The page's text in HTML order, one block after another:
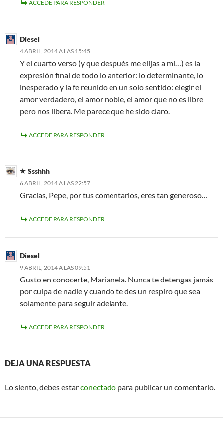
ACCEDE PARA RESPONDER
Diesel
4 ABRIL, 2014 A LAS 15:45
Y el cuarto verso (y que después me elijas a mí…) es la
expresión final de todo lo anterior: lo determinante, lo
inesperado y la fe reunido en un solo sentido: elegir el
amor verdadero, el amor noble, el amor que no es libre
pero nos libera. Me parece que he sido claro.
ACCEDE PARA RESPONDER
Ssshhh
6 ABRIL, 2014 A LAS 22:57
Gracias, Pepe, por tus comentarios, eres tan generoso…
ACCEDE PARA RESPONDER
Diesel
9 ABRIL, 2014 A LAS 09:51
Gusto en conocerte, Marianela. Nunca te detengas jamás
por culpa de nadie y cuando te des un respiro que sea
solamente para seguir adelante.
ACCEDE PARA RESPONDER
DEJA UNA RESPUESTA
Lo siento, debes estarconectado para publicar un comentario.